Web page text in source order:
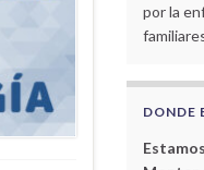
por la
DONDE